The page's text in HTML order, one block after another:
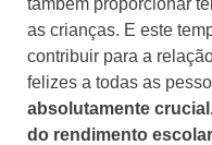
também proporcionar
as crianças. E este
contribuir para a
felizes a todas as
absolutamente
do rendimento